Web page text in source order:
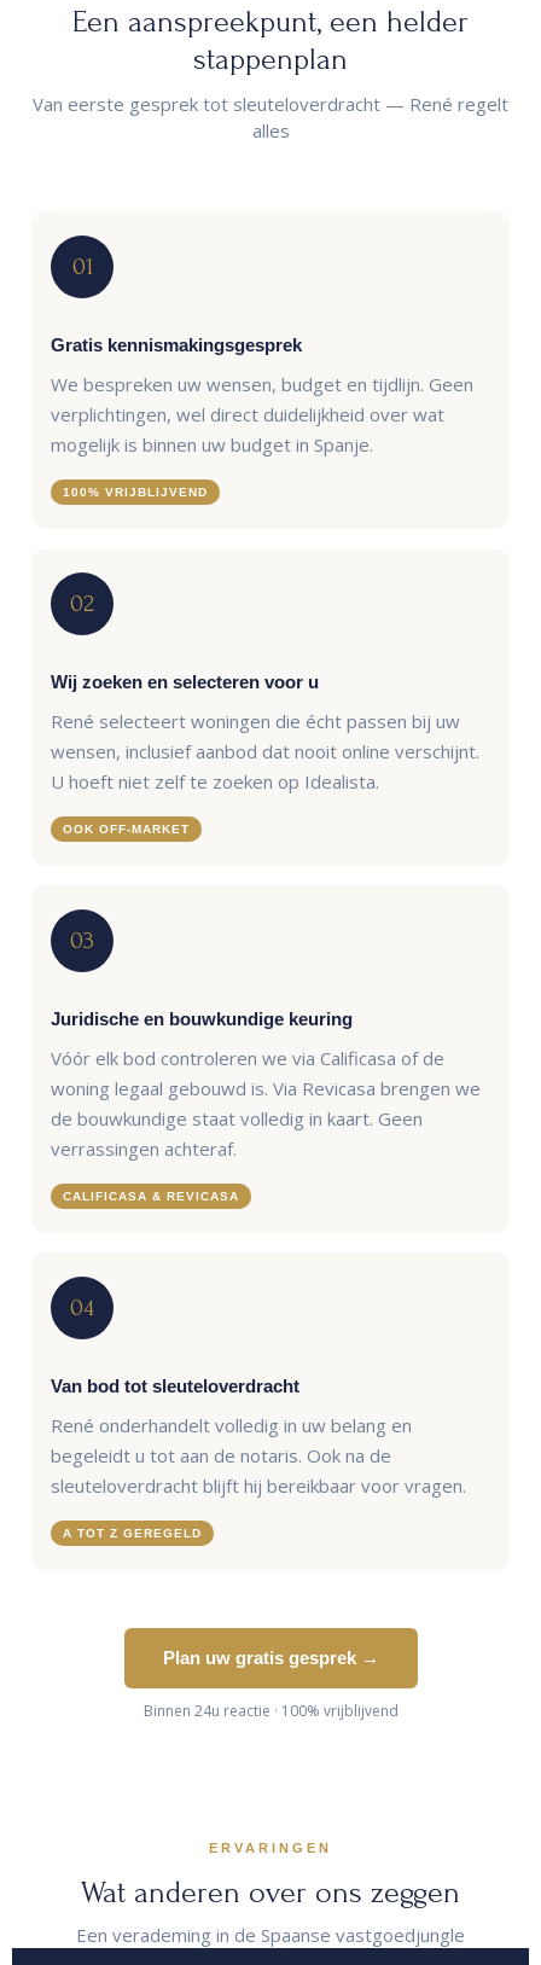
Een aanspreekpunt, een helder
stappenplan
Van eerste gesprek tot sleuteloverdracht — René regelt
alles
01
Gratis kennismakingsgesprek
We bespreken uw wensen, budget en tijdlijn. Geen
verplichtingen, wel direct duidelijkheid over wat
mogelijk is binnen uw budget in Spanje.
100% VRIJBLIJVEND
02
Wij zoeken en selecteren voor u
René selecteert woningen die écht passen bij uw
wensen, inclusief aanbod dat nooit online verschijnt.
U hoeft niet zelf te zoeken op Idealista.
OOK OFF-MARKET
03
Juridische en bouwkundige keuring
Vóór elk bod controleren we via Calificasa of de
woning legaal gebouwd is. Via Revicasa brengen we
de bouwkundige staat volledig in kaart. Geen
verrassingen achteraf.
CALIFICASA & REVICASA
04
Van bod tot sleuteloverdracht
René onderhandelt volledig in uw belang en
begeleidt u tot aan de notaris. Ook na de
sleuteloverdracht blijft hij bereikbaar voor vragen.
A TOT Z GEREGELD
Plan uw gratis gesprek →
Binnen 24u reactie · 100% vrijblijvend
ERVARINGEN
Wat anderen over ons zeggen
Een verademing in de Spaanse vastgoedjungle